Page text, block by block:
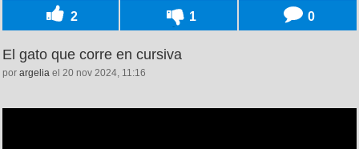
2 1 0
El gato que corre en cursiva
por argelia el 20 nov 2024, 11:16